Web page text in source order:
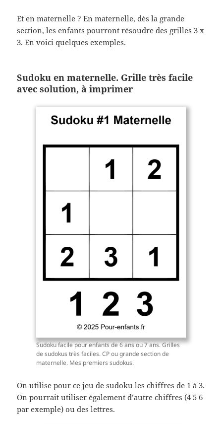
Et en maternelle ? En maternelle, dès la grande
section, les enfants pourront résoudre des grilles 3 x
3. En voici quelques exemples.
Sudoku en maternelle. Grille très facile
avec solution, à imprimer
Sudoku facile pour enfants de 6 ans ou 7 ans. Grilles
de sudokus très faciles. CP ou grande section de
maternelle. Mes premiers sudokus.
On utilise pour ce jeu de sudoku les chiffres de 1 à 3.
On pourrait utiliser également d’autre chiffres (4 5 6
par exemple) ou des lettres.